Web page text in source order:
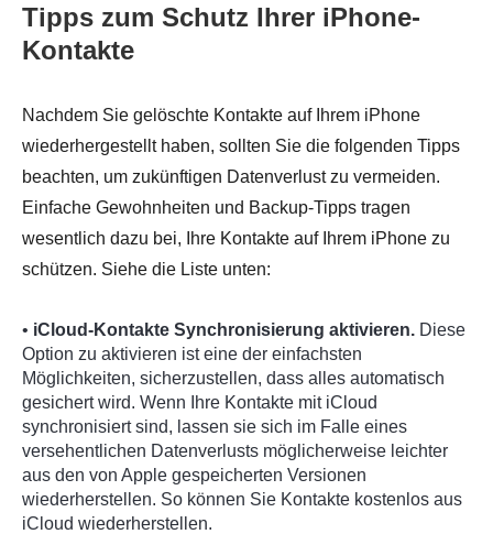
Tipps zum Schutz Ihrer iPhone-
Kontakte
Nachdem Sie gelöschte Kontakte auf Ihrem iPhone
wiederhergestellt haben, sollten Sie die folgenden Tipps
beachten, um zukünftigen Datenverlust zu vermeiden.
Einfache Gewohnheiten und Backup-Tipps tragen
wesentlich dazu bei, Ihre Kontakte auf Ihrem iPhone zu
schützen. Siehe die Liste unten:
• iCloud-Kontakte Synchronisierung aktivieren. Diese
Option zu aktivieren ist eine der einfachsten
Möglichkeiten, sicherzustellen, dass alles automatisch
gesichert wird. Wenn Ihre Kontakte mit iCloud
synchronisiert sind, lassen sie sich im Falle eines
versehentlichen Datenverlusts möglicherweise leichter
aus den von Apple gespeicherten Versionen
wiederherstellen. So können Sie Kontakte kostenlos aus
iCloud wiederherstellen.